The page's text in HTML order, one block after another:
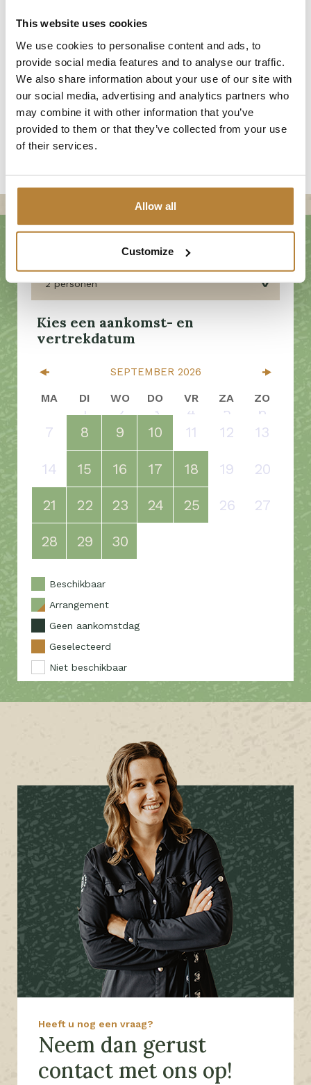
This website uses cookies
We use cookies to personalise content and ads, to
provide social media features and to analyse our traffic.
We also share information about your use of our site with
our social media, advertising and analytics partners who
may combine it with other information that you’ve
provided to them or that they’ve collected from your use
of their services.
Allow all
Customize
Inclusief bedlinnenpakket (kussens en dekbedden
Een keukenset en/of handdoekenset is eventueel
te huur
Vertrek voor 11.00 uur
2 personen
SEPTEMBER 2026
MA DI WO DO VR ZA ZO
1 2 3 4 5
6
7
8 9 10 11 12 13
14 15 16 17 18 19 20
21 22 23 24 25 26 27
28 29 30
Beschikbaar
Arrangement
Geen aankomstdag
Geselecteerd
Niet beschikbaar
Heeft u nog een vraag?
Neem dan gerust
contact met ons op!